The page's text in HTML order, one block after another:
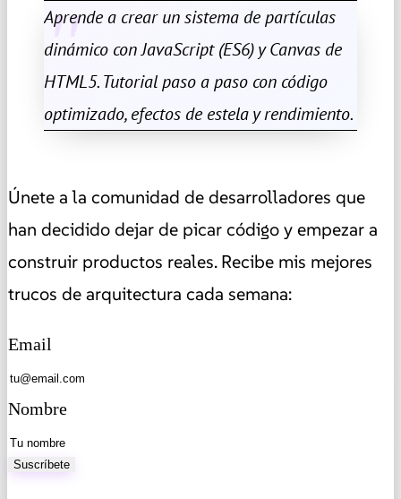
Aprende a crear un sistema de partículas
dinámico con JavaScript (ES6) y Canvas de
HTML5. Tutorial paso a paso con código
optimizado, efectos de estela y rendimiento.
Únete a la comunidad de desarrolladores que
han decidido dejar de picar código y empezar a
construir productos reales. Recibe mis mejores
trucos de arquitectura cada semana:
Email
Nombre
Suscríbete